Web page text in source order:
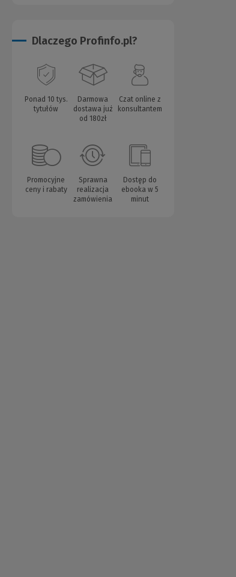
Dlaczego Profinfo.pl?
Ponad 10 tys.
tytułów
Darmowa
dostawa już
od 180zł
Czat online z
konsultantem
Promocyjne
ceny i rabaty
Sprawna
realizacja
zamówienia
Dostęp do
ebooka w 5
minut